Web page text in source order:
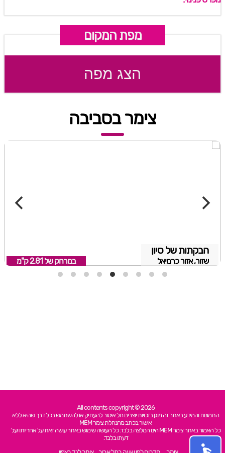
מפת המקום
הצג מפה
צימר בסביבה
הבקתות של סיון
שזור, אזור כרמיאל במרחק של 2.81 ק"מ
All contents copyright © 2026
התמונות והמידע באתר זה מוגן בזכויות יוצרים חל איסור להעתיק או להשתמש בכל דרך שהיא ללא
אישור בכתב מהנהלת צימר MEM
כל האמור באתר צימר MEM הינו המלצה בלבד. כל העושה שימוש באתר עושה זאת על אחריותו ועל
דעתו בלבד.